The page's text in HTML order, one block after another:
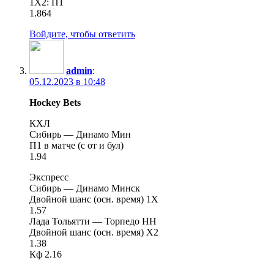
1.864
Войдите, чтобы ответить
admin:
05.12.2023 в 10:48
Hockey Bets
КХЛ
Сибирь — Динамо Мин
П1 в матче (с от и бул)
1.94
Экспресс
Сибирь — Динамо Минск
Двойной шанс (осн. время) 1X
1.57
Лада Тольятти — Торпедо НН
Двойной шанс (осн. время) X2
1.38
Кф 2.16